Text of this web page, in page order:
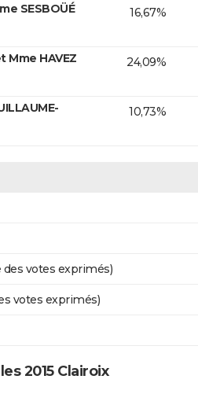
SESBOÜÉ
16,67%
Mme HAVEZ
24,09%
10,73%
votes exprimés)
votes exprimés)
2015 Clairoix